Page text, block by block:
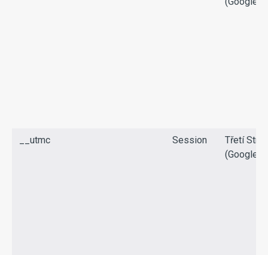
__utmc Session
Třetí
(Google)